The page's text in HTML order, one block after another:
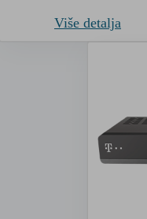
Više detalja